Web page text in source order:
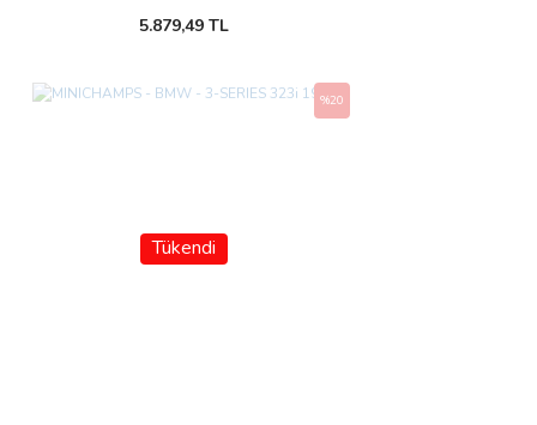
5.879,49 TL
Tükendi
%20